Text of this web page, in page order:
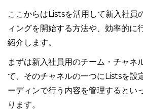
ここからはListsを活用して新入社員
ィングを開始する方法や、効率的に
紹介します。
まずは新入社員用のチーム・チャネ
て、そのチャネルの一つにListsを設
ーディンで行う内容を管理するとい
ります。